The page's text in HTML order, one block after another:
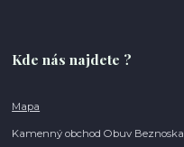
Kde nás najdete ?
Mapa
Kamenný obchod Obuv Beznoska